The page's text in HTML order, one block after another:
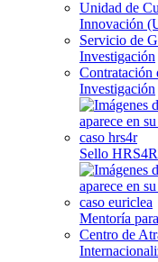
Unidad de
Innovación
Servicio de
Investigación
Contratación
Investigación
Sello HRS4R
Mentoría
Centro de